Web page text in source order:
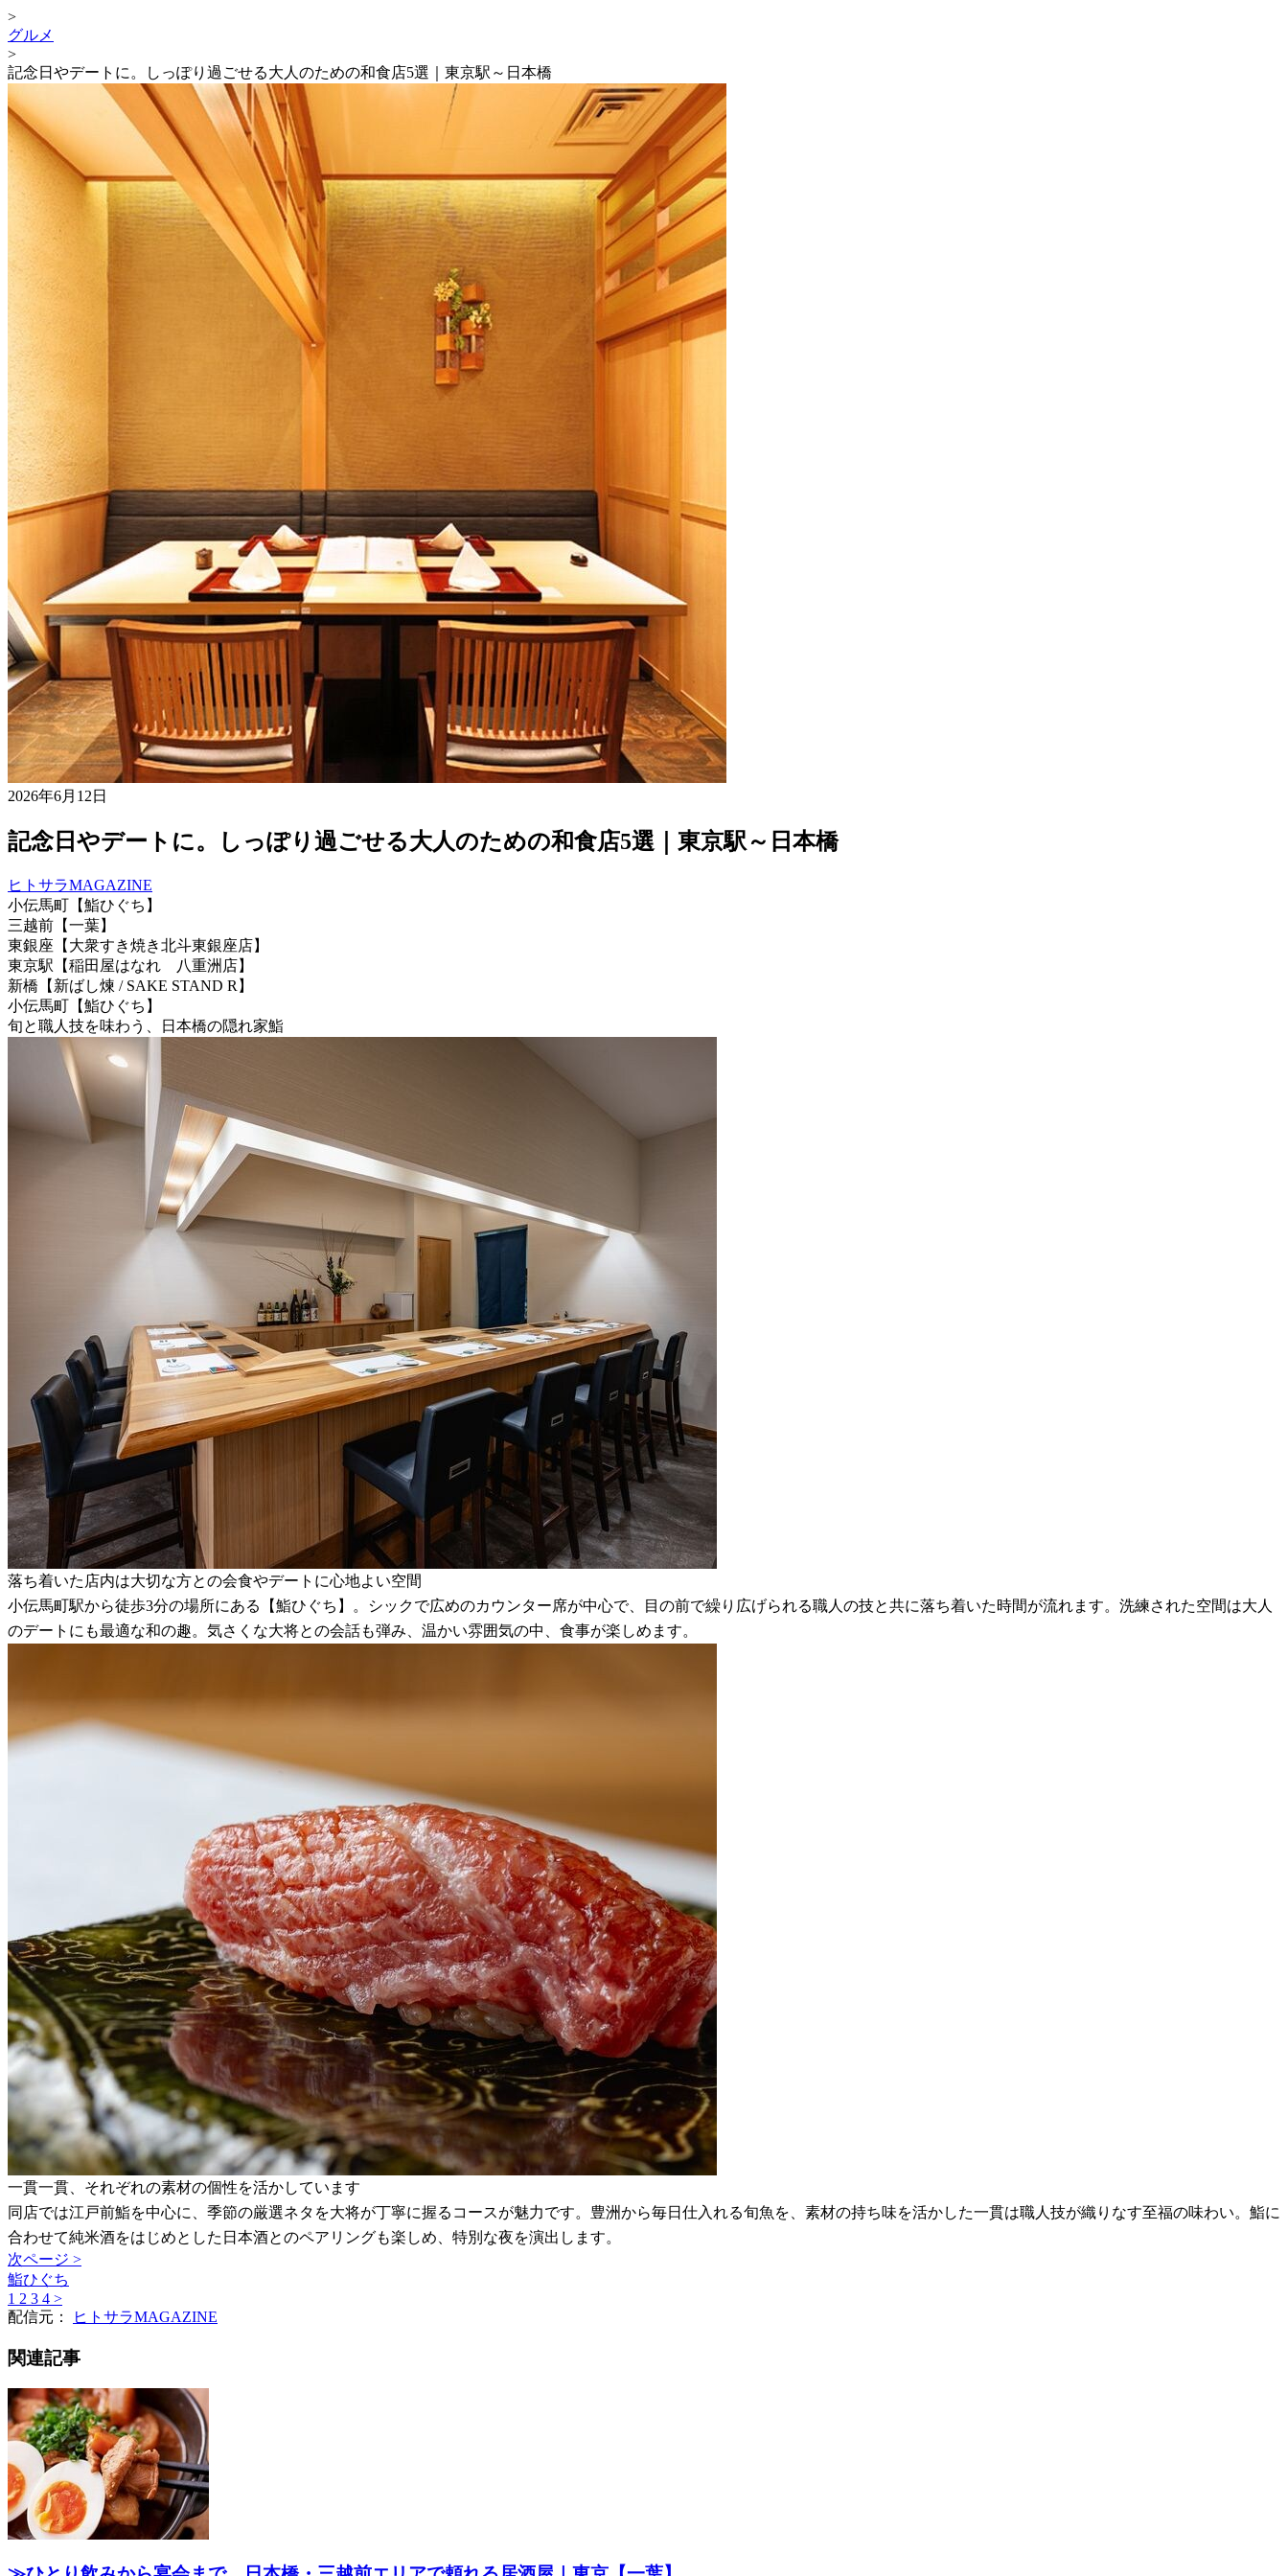
>
グルメ
>
記念日やデートに。しっぽり過ごせる大人のための和食店5選｜東京駅～日本橋
2026年6月12日
記念日やデートに。しっぽり過ごせる大人のための和食店5選｜東京駅～日本橋
ヒトサラMAGAZINE
小伝馬町【鮨ひぐち】
三越前【一葉】
東銀座【大衆すき焼き北斗東銀座店】
東京駅【稲田屋はなれ 八重洲店】
新橋【新ばし煉 / SAKE STAND R】
小伝馬町【鮨ひぐち】
旬と職人技を味わう、日本橋の隠れ家鮨
落ち着いた店内は大切な方との会食やデートに心地よい空間
小伝馬町駅から徒歩3分の場所にある【鮨ひぐち】。シックで広めのカウンター席が中心で、目の前で繰り広げられる職人の技と共に落ち着いた時間が流れます。洗練された空間は大人
のデートにも最適な和の趣。気さくな大将との会話も弾み、温かい雰囲気の中、食事が楽しめます。
一貫一貫、それぞれの素材の個性を活かしています
同店では江戸前鮨を中心に、季節の厳選ネタを大将が丁寧に握るコースが魅力です。豊洲から毎日仕入れる旬魚を、素材の持ち味を活かした一貫は職人技が織りなす至福の味わい。鮨に
合わせて純米酒をはじめとした日本酒とのペアリングも楽しめ、特別な夜を演出します。
次ページ >
鮨ひぐち
1 2 3 4 >
配信元：
ヒトサラMAGAZINE
関連記事